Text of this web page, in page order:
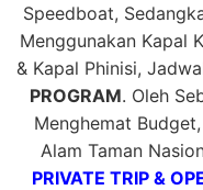
Speedboat,
Menggunakan Kapal
& Kapal Phinisi,
PROGRAM. Oleh
Menghemat
Alam Taman
PRIVATE TRIP &